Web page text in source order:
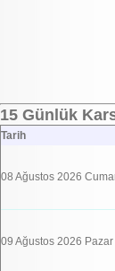
15 Günlük
Tarih
08 Ağustos 2026
09 Ağustos 2026 Pazar